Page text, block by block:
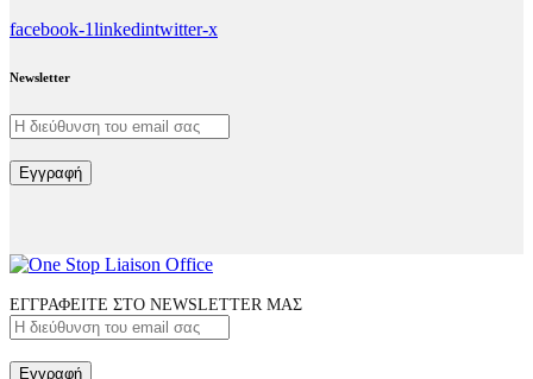
facebook-1linkedintwitter-x
Newsletter
Εγγραφή
ΕΓΓΡΑΦΕΙΤΕ ΣΤΟ NEWSLETTER ΜΑΣ
Εγγραφή